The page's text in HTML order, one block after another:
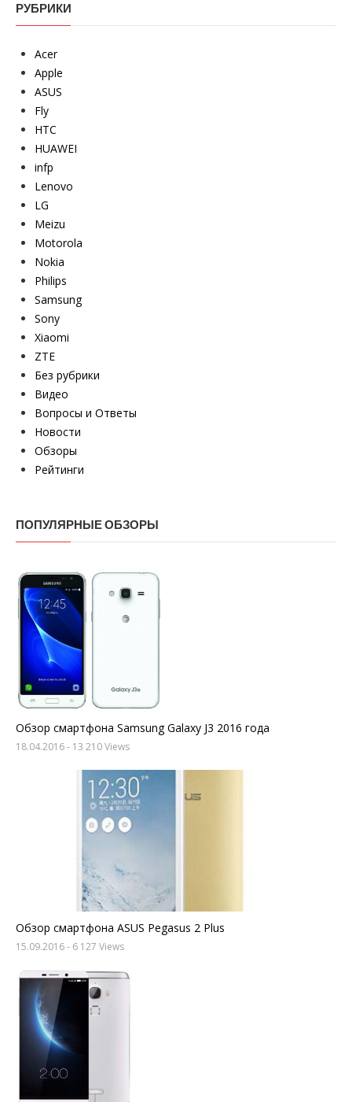
РУБРИКИ
Acer
Apple
ASUS
Fly
HTC
HUAWEI
infp
Lenovo
LG
Meizu
Motorola
Nokia
Philips
Samsung
Sony
Xiaomi
ZTE
Без рубрики
Видео
Вопросы и Ответы
Новости
Обзоры
Рейтинги
ПОПУЛЯРНЫЕ ОБЗОРЫ
Обзор смартфона Samsung Galaxy J3 2016 года
18.04.2016- 13 210 Views
Обзор смартфона ASUS Pegasus 2 Plus
15.09.2016- 6 127 Views